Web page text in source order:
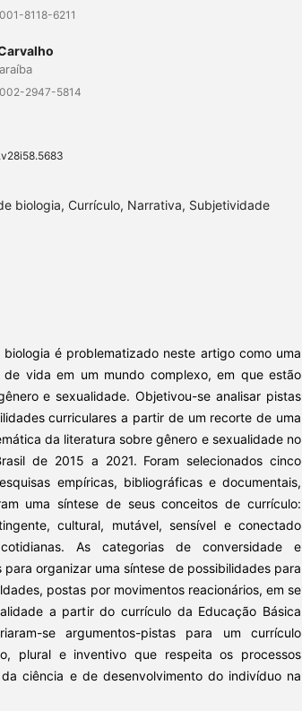
8118-6211
2947-5814
biologia, Currículo, Narrativa, Subjetividade
é problematizado neste artigo como uma
de vida em um mundo complexo, em que estão
e sexualidade. Objetivou-se analisar pistas
curriculares a partir de um recorte de uma
da literatura sobre gênero e sexualidade no
de 2015 a 2021. Foram selecionados cinco
empíricas, bibliográficas e documentais,
uma síntese de seus conceitos de currículo:
cultural, mutável, sensível e conectado
As categorias de conversidade e
organizar uma síntese de possibilidades para
postas por movimentos reacionários, em se
a partir do currículo da Educação Básica
se argumentos-pistas para um currículo
plural e inventivo que respeita os processos
ciência e de desenvolvimento do indivíduo na